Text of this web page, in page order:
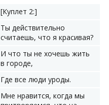
[Куплет 2:]
Ты действительно
считаешь, что я красивая?
И что ты не хочешь жить
в городе,
Где все люди уроды.
Мне нравится, когда мы